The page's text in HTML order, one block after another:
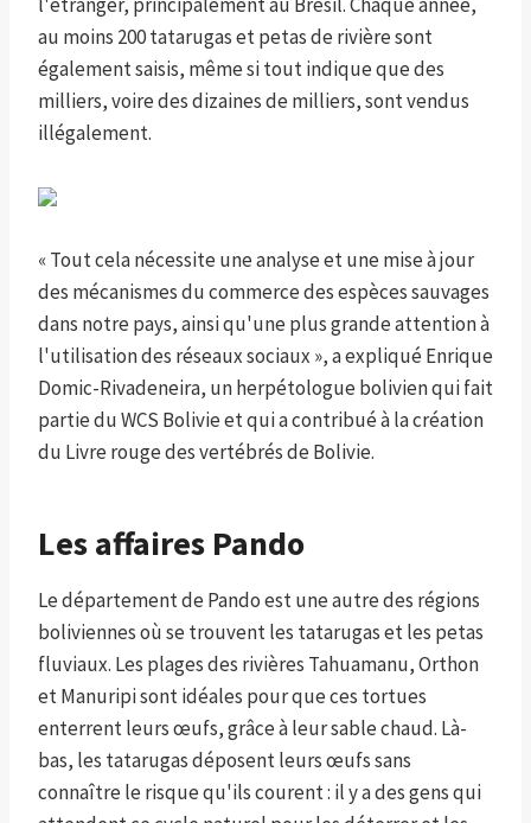
l'étranger, principalement au Brésil. Chaque année,
au moins 200 tatarugas et petas de rivière sont
également saisis, même si tout indique que des
milliers, voire des dizaines de milliers, sont vendus
illégalement.
« Tout cela nécessite une analyse et une mise à jour
des mécanismes du commerce des espèces sauvages
dans notre pays, ainsi qu'une plus grande attention à
l'utilisation des réseaux sociaux », a expliqué Enrique
Domic-Rivadeneira, un herpétologue bolivien qui fait
partie du WCS Bolivie et qui a contribué à la création
du Livre rouge des vertébrés de Bolivie.
Les affaires Pando
Le département de Pando est une autre des régions
boliviennes où se trouvent les tatarugas et les petas
fluviaux. Les plages des rivières Tahuamanu, Orthon
et Manuripi sont idéales pour que ces tortues
enterrent leurs œufs, grâce à leur sable chaud. Là-
bas, les tatarugas déposent leurs œufs sans
connaître le risque qu'ils courent : il y a des gens qui